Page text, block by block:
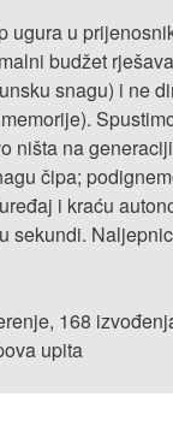
ugura u
budžet
snagu) i ne
ništa na
čipa;
i kraću
sekundi.
168
upita